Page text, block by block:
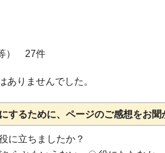
） 27件
りませんでした。
するために、ページのご感想をお聞
に立ちましたか？